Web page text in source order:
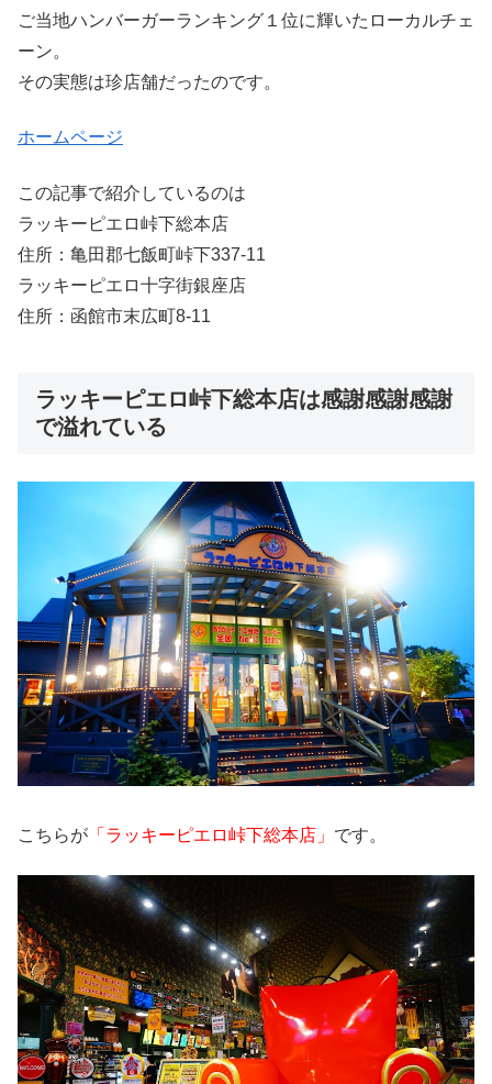
ご当地ハンバーガーランキング１位に輝いたローカルチェ
ーン。
その実態は珍店舗だったのです。
ホームページ
この記事で紹介しているのは
ラッキーピエロ峠下総本店
住所：亀田郡七飯町峠下337-11
ラッキーピエロ十字街銀座店
住所：函館市末広町8-11
ラッキーピエロ峠下総本店は感謝感謝感謝
で溢れている
こちらが 「ラッキーピエロ峠下総本店」 です。